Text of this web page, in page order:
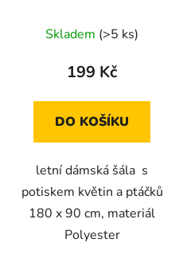
Skladem (>5 ks)
199 Kč
DO KOŠÍKU
letní dámská šála s
potiskem květin a ptáčků
180 x 90 cm, materiál
Polyester